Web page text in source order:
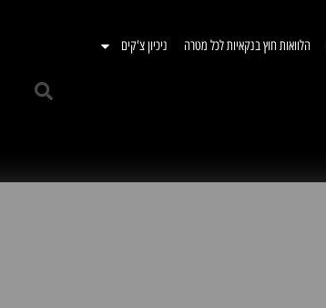
הלוואות חוץ בנקאיות לכל מטרה ניכיון צ'קים